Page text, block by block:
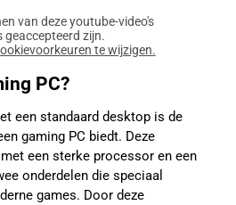
van deze youtube-video's
geaccepteerd zijn.
te wijzigen.
PC?
een standaard desktop is de
gaming PC biedt. Deze
een sterke processor en een
onderdelen die speciaal
games. Door deze